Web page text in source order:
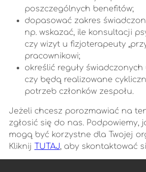
poszczególnych benefitów;
dopasować zakres
np. wskazać, ile konsultacji
czy wizyt u fizjoterapeuty
pracownikowi;
określić reguły świadczonych
czy będą realizowane
potrzeb członków zespołu.
Jeżeli chcesz porozmawiać na
zgłosić się do nas. Podpowiemy,
mogą być korzystne dla Twojej
Kliknij TUTAJ, aby skontaktować